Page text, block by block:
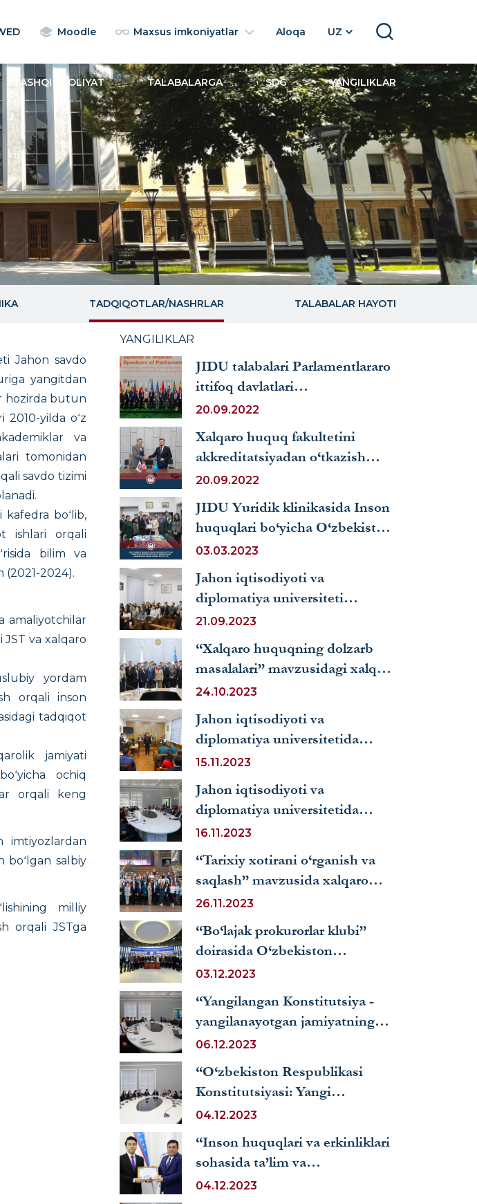
Moodle Maxsus imkoniyatlar Aloqa UZ SEARCH
TASHQI FAOLIYAT TALABALARGA SDG YANGILIKLAR
TADQIQOTLAR/NASHRLAR TALABALAR HAYOTI
Jahon savdo
yangitdan
hozirda butun
yilda oʻz
va
tomonidan
savdo tizimi
kafedra boʻlib,
ishlari orqali
bilim va
(2021-2024).
amaliyotchilar
va xalqaro
yordam
orqali inson
tadqiqot
jamiyati
ochiq
orqali keng
imtiyozlardan
boʻlgan salbiy
milliy
orqali JSTga
YANGILIKLAR
JIDU talabalari Parlamentlararo
ittifoq davlatlari
parlamentlarining ayol
volontyor sifatida ishtirok
etishdi
20.09.2022
Xalqaro huquq fakultetini
akkreditatsiyadan o‘tkazish
jarayoni boshlandi
20.09.2022
JIDU Yuridik klinikasida Inson
huquqlari bo‘yicha O‘zbekiston
Respublikasi Milliy markazi
o‘tkazildi
03.03.2023
Jahon iqtisodiyoti va
diplomatiya universiteti
qoshidagi Yuridik klinikaning
mavsumining tantanali ochilish
marosimi bo‘lib o‘tdi
21.09.2023
“Xalqaro huquqning dolzarb
masalalari” mavzusidagi xalqaro
ilmiy-amaliy konferensiya
24.10.2023
Jahon iqtisodiyoti va
diplomatiya universitetida
Sayyor sud majlisi bo‘lib o‘tdi
15.11.2023
Jahon iqtisodiyoti va
diplomatiya universitetida
“Aholiga huquqiy yordam
savodxonligini oshirishda
fuqarolik jamiyati
institutlarining o‘rni”
mavzusida davra suhbati bo‘lib
o‘tdi
16.11.2023
“Tarixiy xotirani o‘rganish va
saqlash” mavzusida xalqaro
anjuman tashkil etildi
26.11.2023
“Bo‘lajak prokurorlar klubi”
doirasida O‘zbekiston
prokuraturasi tarixi muzeyiga
03.12.2023
“Yangilangan Konstitutsiya -
yangilanayotgan jamiyatning
huquqiy poydevori” mavzusida
konferensiyasi boʻlib oʻtdi
06.12.2023
“O‘zbekiston Respublikasi
Konstitutsiyasi: Yangi
O‘zbekiston sari yo‘l”
suhbati o‘tkazildi
04.12.2023
“Inson huquqlari va erkinliklari
sohasida ta’lim va
innovatsiyalar” respublika milliy
04.12.2023